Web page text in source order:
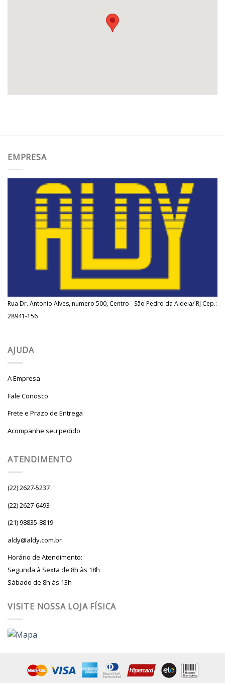
EMPRESA
Rua Dr. Antonio Alves, número 500, Centro - São Pedro da Aldeia/ RJ Cep.:
28941-156
AJUDA
A Empresa
Fale Conosco
Frete e Prazo de Entrega
Acompanhe seu pedido
ATENDIMENTO
(22) 2627-5237
(22) 2627-6493
(21) 98835-8819
aldy@aldy.com.br
Horário de Atendimento:
Segunda à Sexta de 8h às 18h
Sábado de 8h às 13h
VISITE NOSSA LOJA FÍSICA